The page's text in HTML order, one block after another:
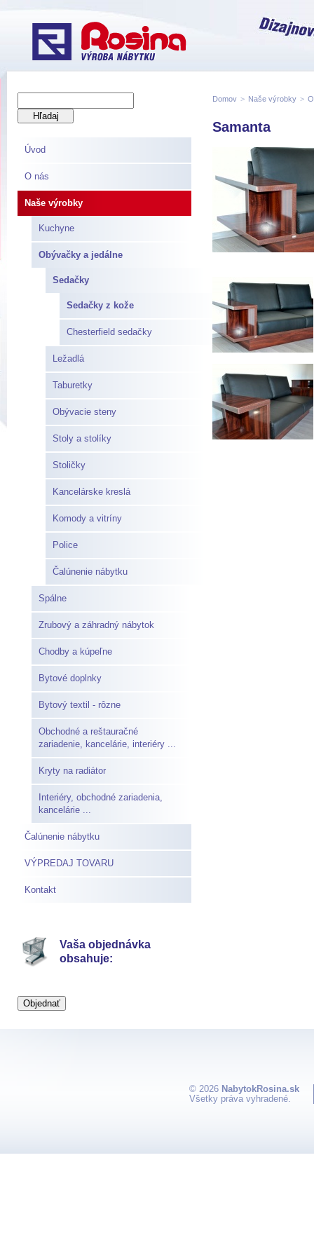
Úvod
O nás
Naše výrobky
Kuchyne
Obývačky a jedálne
Sedačky
Sedačky z kože
Chesterfield sedačky
Ležadlá
Taburetky
Obývacie steny
Stoly a stolíky
Stoličky
Kancelárske kreslá
Komody a vitríny
Police
Čalúnenie nábytku
Spálne
Zrubový a záhradný nábytok
Chodby a kúpeľne
Bytové doplnky
Bytový textil - rôzne
Obchodné a reštauračné
zariadenie, kancelárie, interiéry ...
Kryty na radiátor
Interiéry, obchodné zariadenia,
kancelárie ...
Čalúnenie nábytku
VÝPREDAJ TOVARU
Kontakt
Vaša objednávka
obsahuje:
Domov > Naše výrobky >
Samanta
© 2026 NabytokRosina.sk
Všetky práva vyhradené.